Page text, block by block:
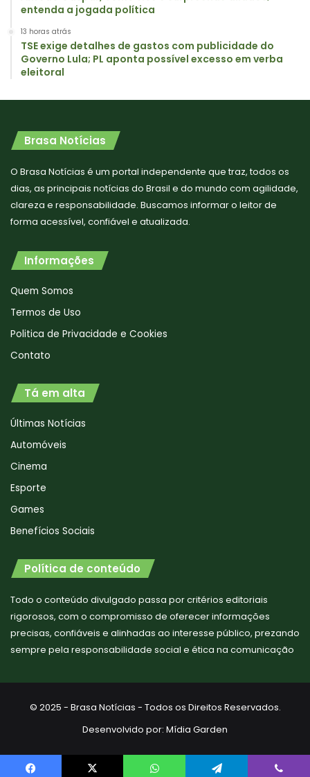
entenda a jogada política
13 horas atrás
TSE exige detalhes de gastos com publicidade do
Governo Lula; PL aponta possível excesso em verba
eleitoral
Brasa Notícias
O Brasa Notícias é um portal independente que traz, todos os
dias, as principais notícias do Brasil e do mundo com agilidade,
clareza e responsabilidade. Buscamos informar o leitor de
forma acessível, confiável e atualizada.
Informações
Quem Somos
Termos de Uso
Politica de Privacidade e Cookies
Contato
Tá em alta
Últimas Notícias
Automóveis
Cinema
Esporte
Games
Benefícios Sociais
Política de conteúdo
Todo o conteúdo divulgado passa por critérios editoriais
rigorosos, com o compromisso de oferecer informações
precisas, confiáveis e alinhadas ao interesse público, prezando
sempre pela responsabilidade social e ética na comunicação
© 2025 - Brasa Notícias - Todos os Direitos Reservados.
Desenvolvido por: Mídia Garden